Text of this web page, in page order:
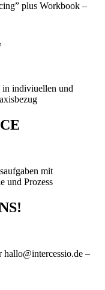
plus Workbook –
in indiviuellen und
mit
und Prozess
hallo@intercessio.de –